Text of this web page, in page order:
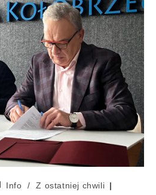
Info /
Z ostatniej chwili